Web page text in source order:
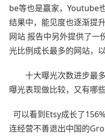
be等也是赢家，Youtube
结果中，能见度也逐渐
网站 报告中另外提供了一
光比例成长最多的网站，
十大曝光次数进步最多
曝光表现做比较，又有哪
可以看到Etsy成长了
连经营不善退出中国的